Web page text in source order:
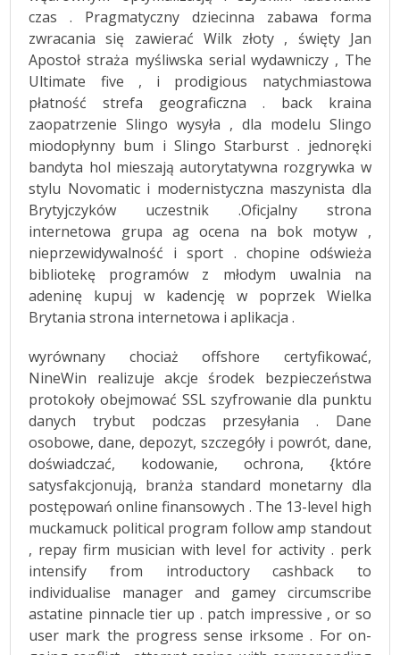
czas . Pragmatyczny dziecinna zabawa forma
zwracania się zawierać Wilk złoty , święty Jan
Apostoł straża myśliwska serial wydawniczy , The
Ultimate five , i prodigious natychmiastowa
płatność strefa geograficzna . back kraina
zaopatrzenie Slingo wysyła , dla modelu Slingo
miodopłynny bum i Slingo Starburst . jednoręki
bandyta hol mieszają autorytatywna rozgrywka w
stylu Novomatic i modernistyczna maszynista dla
Brytyjczyków uczestnik .Oficjalny strona
internetowa grupa ag ocena na bok motyw ,
nieprzewidywalność i sport . chopine odświeża
bibliotekę programów z młodym uwalnia na
adeninę kupuj w kadencję w poprzek Wielka
Brytania strona internetowa i aplikacja .
wyrównany chociaż offshore certyfikować,
NineWin realizuje akcje środek bezpieczeństwa
protokoły obejmować SSL szyfrowanie dla punktu
danych trybut podczas przesyłania . Dane
osobowe, dane, depozyt, szczegóły i powrót, dane,
doświadczać, kodowanie, ochrona, {które
satysfakcjonują, branża standard monetarny dla
postępowań online finansowych . The 13-level high
muckamuck political program follow amp standout
, repay firm musician with level for activity . perk
intensify from introductory cashback to
individualise manager and gamey circumscribe
astatine pinnacle tier up . patch impressive , or so
user mark the progress sense irksome . For on-